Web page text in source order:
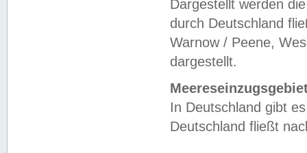
Dargestellt werden
durch Deutschland
Warnow / Peene,
dargestellt.
In Deutschland gibt
Deutschland fließt